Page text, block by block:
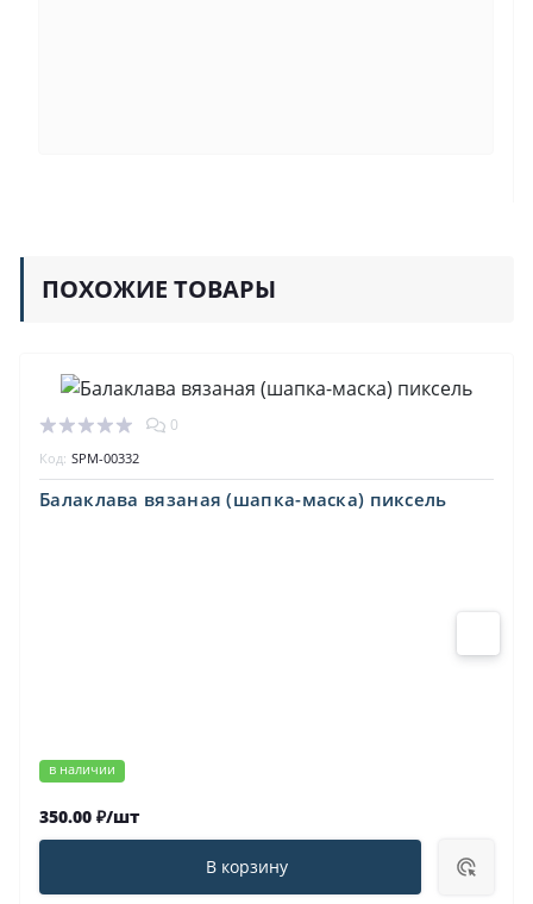
ПОХОЖИЕ ТОВАРЫ
0
Балаклава вязаная (шапка-маска) пиксель
в наличии
Код: SPM-00332
350.00 ₽/шт
В корзину